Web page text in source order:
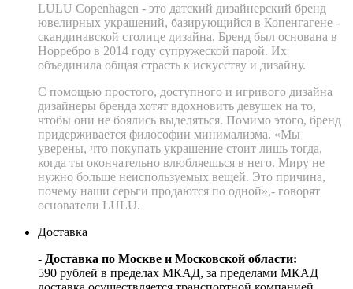
LULU Copenhagen - это датский дизайнерский бренд
ювелирных украшений, базирующийся в Копенгагене -
скандинавской столице дизайна. Бренд был основана в
Норребро в 2014 году супружеской парой. Их
объединила общая страсть к искусству и дизайну.
С помощью простого, доступного и игривого дизайна
дизайнеры бренда хотят вдохновить девушек на то,
чтобы они не боялись выделяться. Помимо этого, бренд
придерживается философии минимализма. «Мы
уверены, что покупать украшение стоит лишь тогда,
когда ты окончательно влюбляешься в него. Миру не
нужно больше неиспользуемых вещей. Это причина,
почему наши серьги продаются по одной»,- говорят
основатели LULU.
Доставка
- Доставка по Москве и Московской области:
590 рублей в пределах МКАД, за пределами МКАД